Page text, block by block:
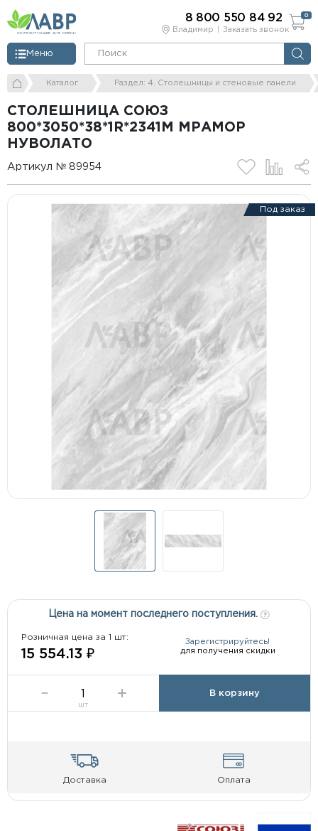
Владимир Заказать звонок
Меню
8 800 550 84 92 0
Каталог Раздел: 4. Столешницы и стеновые панели
СТОЛЕШНИЦА СОЮЗ
800*3050*38*1R*2341М МРАМОР
НУВОЛАТО
Артикул № 89954
Под заказ
Цена на момент последнего поступления.
Розничная цена за 1 шт:
15 554.13 ₽
Зарегистрируйтесь!
для получения скидки
шт
В корзину
Доставка Оплата